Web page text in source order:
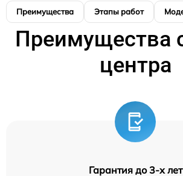
Преимущества Этапы работ
Преимущества
центра
Гарантия до 3-х лет